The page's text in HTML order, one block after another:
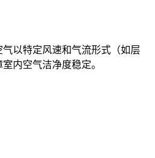
以特定风速和气流形式（如层
内空气洁净度稳定。